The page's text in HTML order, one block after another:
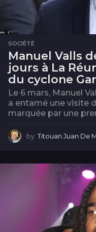
SOCIÉTÉ
Manuel Valls
jours à La
du cyclone
Le 6 mars, Manuel
a entamé une visite
marquée par une
by Titouan Juan De